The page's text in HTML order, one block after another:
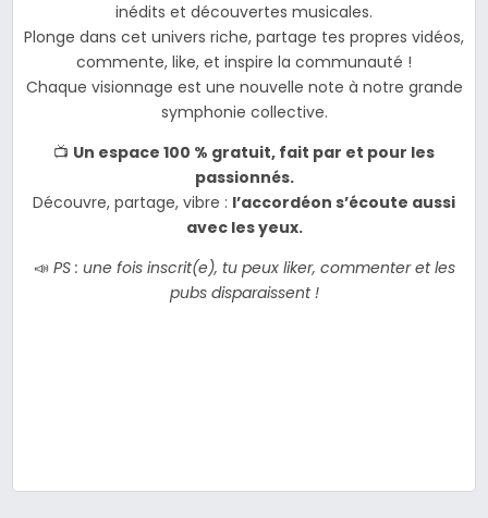
inédits et découvertes musicales.
Plonge dans cet univers riche, partage tes propres vidéos,
commente, like, et inspire la communauté !
Chaque visionnage est une nouvelle note à notre grande
symphonie collective.
📺 Un espace 100 % gratuit, fait par et pour les
passionnés.
Découvre, partage, vibre : l’accordéon s’écoute aussi
avec les yeux.
📣 PS : une fois inscrit(e), tu peux liker, commenter et les
pubs disparaissent !